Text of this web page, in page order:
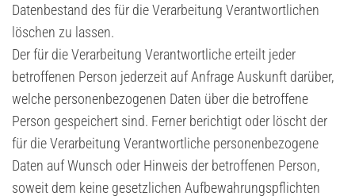
Datenbestand des für die Verarbeitung Verantwortlichen
löschen zu lassen.
Der für die Verarbeitung Verantwortliche erteilt jeder
betroffenen Person jederzeit auf Anfrage Auskunft darüber,
welche personenbezogenen Daten über die betroffene
Person gespeichert sind. Ferner berichtigt oder löscht der
für die Verarbeitung Verantwortliche personenbezogene
Daten auf Wunsch oder Hinweis der betroffenen Person,
soweit dem keine gesetzlichen Aufbewahrungspflichten